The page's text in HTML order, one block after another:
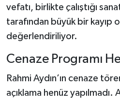
vefatı, birlikte çalıştığı
tarafından büyük bir kayıp
değerlendiriliyor.
Cenaze Programı
Rahmi Aydın’ın cenaze
açıklama henüz yapılmadı.